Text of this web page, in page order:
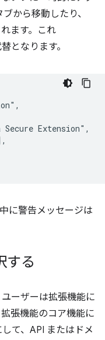
から移動したり、
ます。これ
となります。
Extension",
に警告メッセージは
する
ーザーは拡張機能に
張機能のコア機能に
て、API またはドメ